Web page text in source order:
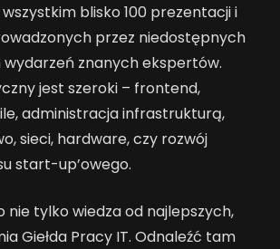
blisko 100 prezentacji i
przez niedostępnych
wydarzeń znanych ekspertów.
jest szeroki – frontend,
administracja infrastrukturą,
sieci, hardware, czy rozwój
start-up’owego.
nie tylko wiedza od najlepszych,
Giełda Pracy IT. Odnaleźć tam